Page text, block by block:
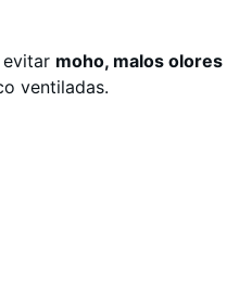
evitar moho, malos olores
ventiladas.